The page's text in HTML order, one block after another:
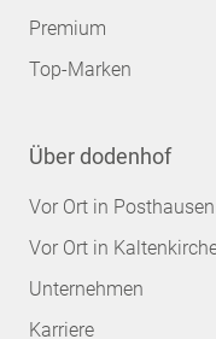
Premium
Top-Marken
Über dodenhof
Vor Ort in Posthausen
Vor Ort in
Unternehmen
Karriere